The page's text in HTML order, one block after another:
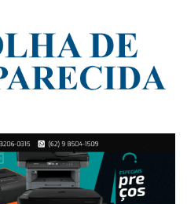
Folha de
Aparecida
Notícias
de
Aparecida
de
Goiânia